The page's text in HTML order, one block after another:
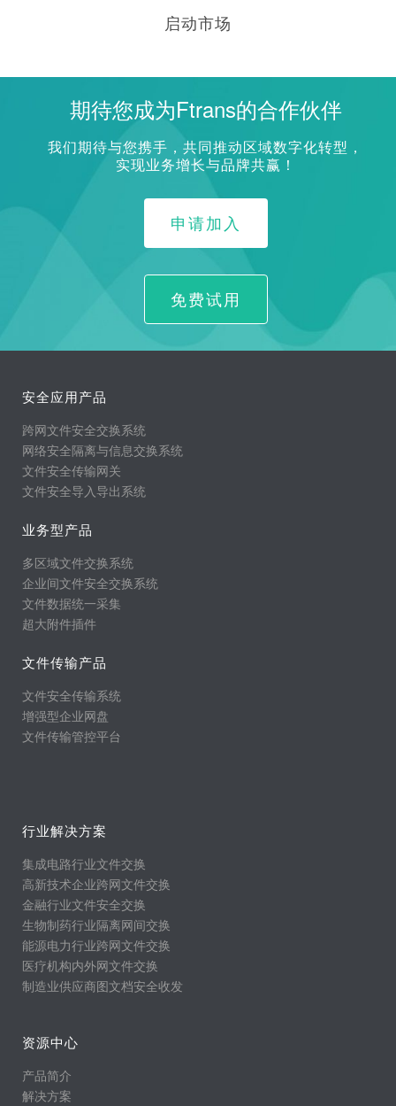
启动市场
期待您成为Ftrans的合作伙伴
我们期待与您携手，共同推动区域数字化转型，
实现业务增长与品牌共赢！
申请加入
免费试用
安全应用产品
跨网文件安全交换系统
网络安全隔离与信息交换系统
文件安全传输网关
文件安全导入导出系统
业务型产品
多区域文件交换系统
企业间文件安全交换系统
文件数据统一采集
超大附件插件
文件传输产品
文件安全传输系统
增强型企业网盘
文件传输管控平台
行业解决方案
集成电路行业文件交换
高新技术企业跨网文件交换
金融行业文件安全交换
生物制药行业隔离网间交换
能源电力行业跨网文件交换
医疗机构内外网文件交换
制造业供应商图文档安全收发
资源中心
产品简介
解决方案